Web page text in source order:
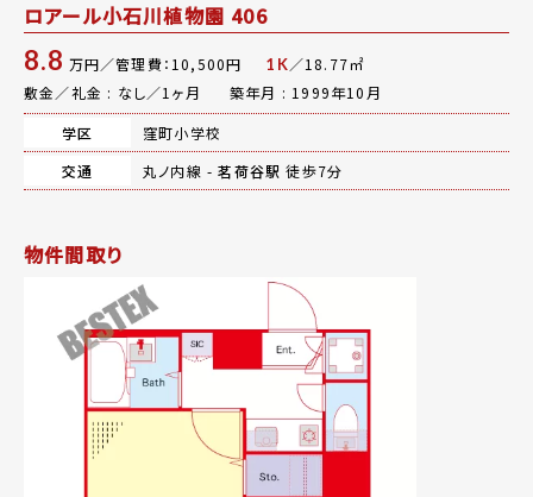
ロアール小石川植物園 406
8.8 万円／管理費：10,500円 1K／18.77㎡
敷金／礼金 : なし／1ヶ月
築年月 : 1999年10月
学区
窪町小学校
交通
丸ノ内線 -茗荷谷駅 徒歩7分
物件間取り